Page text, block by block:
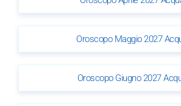
Oroscopo Maggio 2027
Oroscopo Giugno 2027